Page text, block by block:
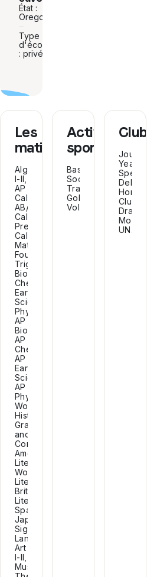
État :
Oregon
Type
d'école
: privée
Les
matières
Algebra
I-II,
AP
Calculus
AB/BC,
Calculus,
Pre-
Calculus,
Math
Foundations,
Trigonometry,
Biology,
Chemistry,
Earth
Science,
Physics,
AP
Biology,
AP
Chemistry,
AP
Earth
Science,
AP
Physics,
World
History,
Grammar
and
Composition,
American
Literature,
World
Literature,
British
Literature,
Spanish,
Japanese,
Sign
Language,
Art
I-II,
Music,
Activités
sportives
Basketball,
Soccer,
Track,
Golf,
Volleyball.
Clubs
Journalism,
Yearbook,
Speech,
Debate,
Honors
Club,
Drama,
Model
UN...